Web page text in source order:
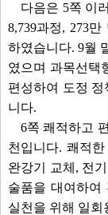
다음은 5쪽 이
8,739과정, 273
하였습니다. 9월
였으며 과목선택
편성하여 도정
니다.
6쪽 쾌적하고
천입니다. 쾌적
완강기 교체, 전
술품을 대여하여
실천을 위해 일회